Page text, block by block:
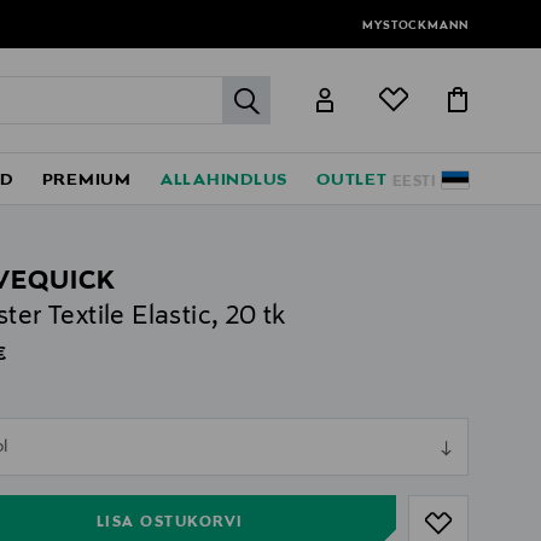
MYSTOCKMANN
label.header.go
EESTI
PREMIUM ALLAHINDLUS OUTLET
Textile Elastic, 20 tk
Price
LISA OSTUKORVI
null